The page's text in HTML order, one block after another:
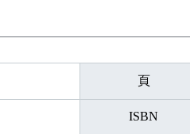
頁
ISBN